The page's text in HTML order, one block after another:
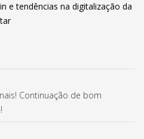
e tendências na digitalização da
Continuação de bom